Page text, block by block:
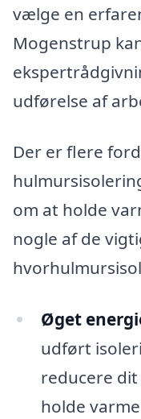
vælge en
Mogenstrup
udførelse af
Der er flere
om at holde
nogle af de
Øget
udført
reducere
holde